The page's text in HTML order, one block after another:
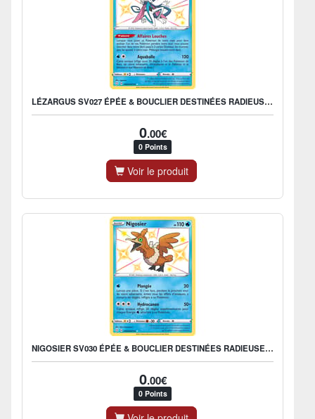
LÉZARGUS SV027 ÉPÉE & BOUCLIER DESTINÉES RADIEUSES EB045
0.00€
0 Points
Voir le produit
NIGOSIER SV030 ÉPÉE & BOUCLIER DESTINÉES RADIEUSES EB045
0.00€
0 Points